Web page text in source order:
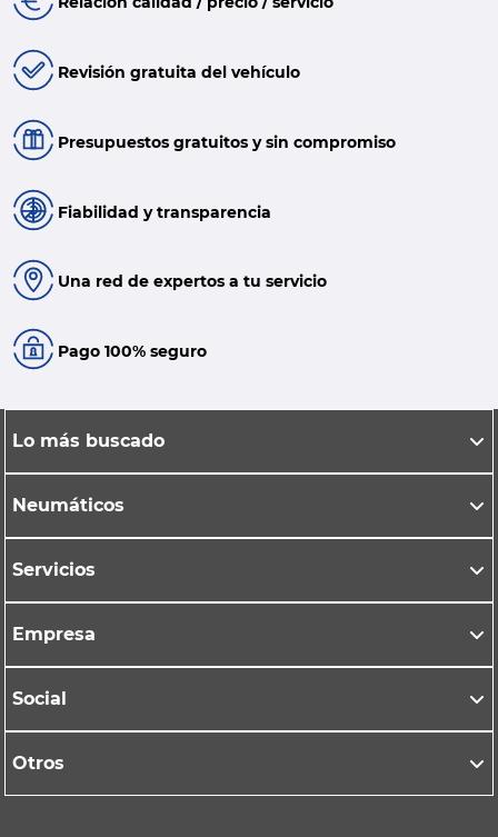
Revisión gratuita del vehículo
Presupuestos gratuitos y sin compromiso
Fiabilidad y transparencia
Una red de expertos a tu servicio
Pago 100% seguro
Lo más buscado
Neumáticos
Servicios
Empresa
Social
Otros